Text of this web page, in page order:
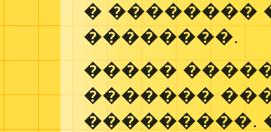
� ��������
��������.
�����
�������
���������.